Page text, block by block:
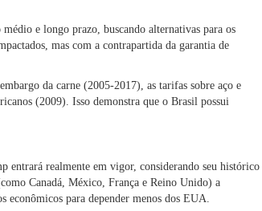
e longo prazo, buscando alternativas para os
mas com a contrapartida da garantia de
da carne (2005-2017), as tarifas sobre aço e
(2009). Isso demonstra que o Brasil possui
realmente em vigor, considerando seu histórico
Canadá, México, França e Reino Unido) a
econômicos para depender menos dos EUA.